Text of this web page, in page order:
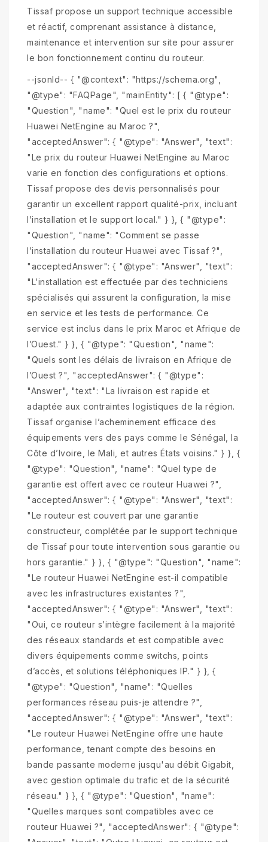
Tissaf propose un support technique accessible
et réactif, comprenant assistance à distance,
maintenance et intervention sur site pour assurer
le bon fonctionnement continu du routeur.
--jsonld-- { "@context": "https://schema.org",
"@type": "FAQPage", "mainEntity": [ { "@type":
"Question", "name": "Quel est le prix du routeur
Huawei NetEngine au Maroc ?",
"acceptedAnswer": { "@type": "Answer", "text":
"Le prix du routeur Huawei NetEngine au Maroc
varie en fonction des configurations et options.
Tissaf propose des devis personnalisés pour
garantir un excellent rapport qualité-prix, incluant
l’installation et le support local." } }, { "@type":
"Question", "name": "Comment se passe
l’installation du routeur Huawei avec Tissaf ?",
"acceptedAnswer": { "@type": "Answer", "text":
"L’installation est effectuée par des techniciens
spécialisés qui assurent la configuration, la mise
en service et les tests de performance. Ce
service est inclus dans le prix Maroc et Afrique de
l’Ouest." } }, { "@type": "Question", "name":
"Quels sont les délais de livraison en Afrique de
l’Ouest ?", "acceptedAnswer": { "@type":
"Answer", "text": "La livraison est rapide et
adaptée aux contraintes logistiques de la région.
Tissaf organise l’acheminement efficace des
équipements vers des pays comme le Sénégal, la
Côte d’Ivoire, le Mali, et autres États voisins." } }, {
"@type": "Question", "name": "Quel type de
garantie est offert avec ce routeur Huawei ?",
"acceptedAnswer": { "@type": "Answer", "text":
"Le routeur est couvert par une garantie
constructeur, complétée par le support technique
de Tissaf pour toute intervention sous garantie ou
hors garantie." } }, { "@type": "Question", "name":
"Le routeur Huawei NetEngine est-il compatible
avec les infrastructures existantes ?",
"acceptedAnswer": { "@type": "Answer", "text":
"Oui, ce routeur s’intègre facilement à la majorité
des réseaux standards et est compatible avec
divers équipements comme switchs, points
d’accès, et solutions téléphoniques IP." } }, {
"@type": "Question", "name": "Quelles
performances réseau puis-je attendre ?",
"acceptedAnswer": { "@type": "Answer", "text":
"Le routeur Huawei NetEngine offre une haute
performance, tenant compte des besoins en
bande passante moderne jusqu'au débit Gigabit,
avec gestion optimale du trafic et de la sécurité
réseau." } }, { "@type": "Question", "name":
"Quelles marques sont compatibles avec ce
routeur Huawei ?", "acceptedAnswer": { "@type":